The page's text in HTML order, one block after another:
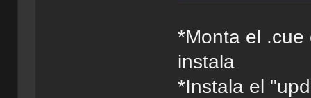
*Monta el .cue
instala
*Instala el